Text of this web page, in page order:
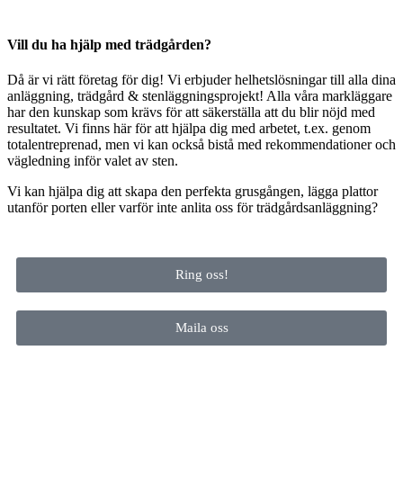
Vill du ha hjälp med trädgården?
Då är vi rätt företag för dig! Vi erbjuder helhetslösningar till alla dina
anläggning, trädgård & stenläggningsprojekt! Alla våra markläggare
har den kunskap som krävs för att säkerställa att du blir nöjd med
resultatet. Vi finns här för att hjälpa dig med arbetet, t.ex. genom
totalentreprenad, men vi kan också bistå med rekommendationer och
vägledning inför valet av sten.
Vi kan hjälpa dig att skapa den perfekta grusgången, lägga plattor
utanför porten eller varför inte anlita oss för trädgårdsanläggning?
Ring oss!
Maila oss